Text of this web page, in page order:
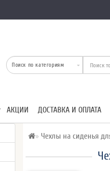
АКЦИИ ДОСТАВКА И ОПЛАТА
Чехлы на сиденья